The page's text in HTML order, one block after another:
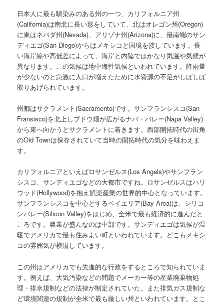
日本人に最も馴染みのある州の一つ、カリフォルニア州
(California)は南北に長い形をしていて、北はオレゴン州(Oregon)
に東はネバダ州(Nevada)、アリゾナ州(Arizona)に、最南端のサン
ディエゴ(San Diego)からはメキシコと国境を接しています。長
い海岸線や高低差によって、海岸と内陸ではかなり気温や気候が
異なります。この気候は地中海性気候といわれています。降雨量
が少ないのと急激に人口が増えたために水資源の不足がしばしば
取りあげられています。
州都はサクラメント(Sacramento)です。サンフランシスコ(San
Fransisco)を北上しブドウ畑が広がるナパ・バレー(Napa Valley)
から東へ向かうとサクラメントに着きます。西部開拓時代の街角
のOld Townは保存されていて当時の開拓時代の気分を味わえま
す。
カリフォルニアといえばロサンゼルス(Los Angels)やサンフラン
シスコ、サンディエゴなどの大都市ですね。ロサンゼルスはハリ
ウッド(Hollywood)を抱え娯楽産業の世界的中心となっています。
サンフランシスコを中心とするベイエリア(Bay Area)は、シリコ
ンバレー(Silicon Valley)をはじめ、全米で最も経済的に進んだと
ころです。農業が盛んなのは中部です。サンディエゴは気候が温
暖でアメリカで最も住みよい町といわれています。どこもメキシ
コの雰囲気が横溢しています。
この州はアメリカでも先進的な行政をするところで知られていま
す。例えば、大気汚染などの問題でメーカー等の産業廃棄物処
理・排水規制などの法律が制定されていた。また排気ガス規制な
ど環境関連の規制が全米で最も厳しい州といわれています。とこ